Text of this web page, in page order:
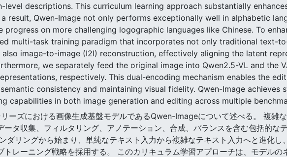
descriptions. This curriculum learning approach substantially
result, Qwen-Image not only performs exceptionally well in alphabetic
progress on more challenging logographic languages like Chinese. To
multi-task training paradigm that incorporates not only traditional text-
image-to-image (I2I) reconstruction, effectively aligning the latent
we separately feed the original image into Qwen2.5-VL and the
respectively. This dual-encoding mechanism enables the
consistency and maintaining visual fidelity. Qwen-Image achieves
capabilities in both image generation and editing across multiple
ーズにおける画像生成基盤モデルであるQwen-Imageについて述べる。 複雑
タ収集、フィルタリング、アノテーション、合成、バランスを含む包括的な
ダリングから始まり、単純なテキスト入力から複雑なテキスト入力へと進化し
レーニング戦略を採用する。 このカリキュラム学習アプローチは、モデルの